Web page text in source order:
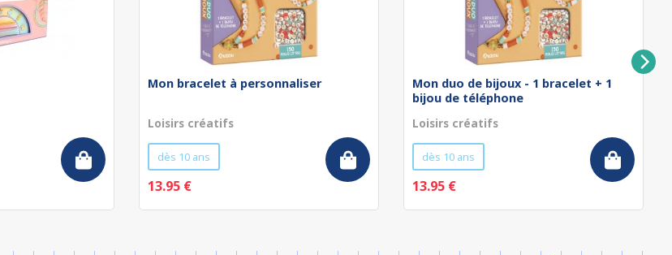
Mon bracelet à personnaliser
Loisirs créatifs
dès 10 ans
13.95 €
Mon duo de bijoux - 1 bracelet + 1
bijou de téléphone
Loisirs créatifs
dès 10 ans
13.95 €